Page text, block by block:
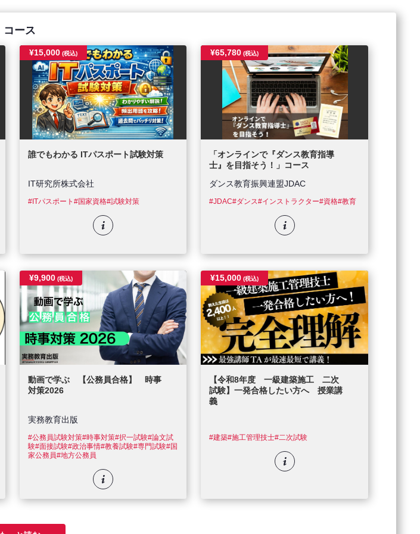
コース
¥15,000(税込)
誰でもわかる ITパスポート試験対策
IT研究所株式会社
#ITパスポート #国家資格#試験対策
¥65,780 (税込)
「オンラインで『ダンス教育指導
士』を目指そう！」コース
ダンス教育振興連盟JDAC
#JDAC#ダンス#インストラクター#資格#教育
¥9,900(税込)
動画で学ぶ 【公務員合格】 時事
対策2026
実務教育出版
#公務員試験対策#時事対策#択一試験#論文試
験#面接試験#政治事情#教養試験#専門試験#国
家公務員#地方公務員
¥15,000 (税込)
【令和8年度 一級建築施工 二次
試験】一発合格したい方へ 授業講
義
#建築#施工管理技士#二次試験